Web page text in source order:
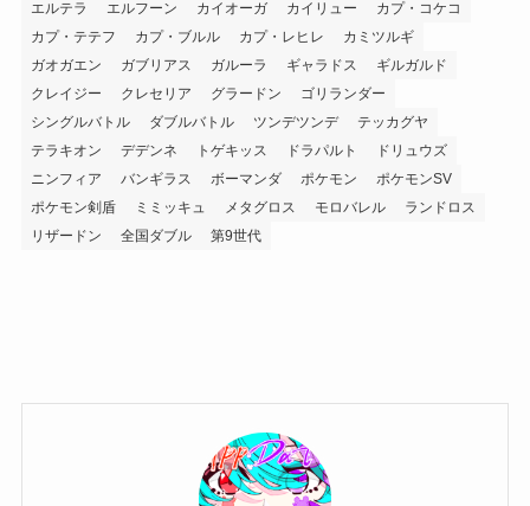
エルテラ
エルフーン カイオーガ カイリュー
カプ・コケコ
カプ・テテフ
カプ・ブルル カプ・レヒレ
カミツルギ
ガオガエン
ガブリアス ガルーラ ギャラドス
ギルガルド
クレイジー
クレセリア グラードン
ゴリランダー
シングルバトル
ダブルバトル ツンデツンデ
テッカグヤ
テラキオン
デデンネ トゲキッス ドラパルト
ドリュウズ
ニンフィア
バンギラス ボーマンダ ポケモン
ポケモンSV
ポケモン剣盾
ミミッキュ メタグロス モロバレル
ランドロス
リザードン
全国ダブル 第9世代